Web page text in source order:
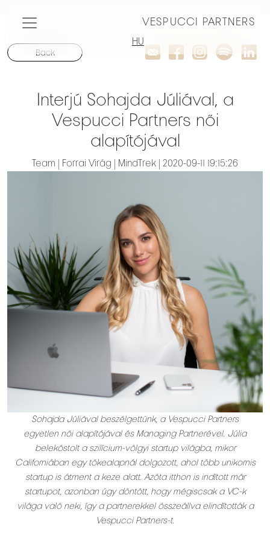
VESPUCCI PARTNERS
HU
Back
Interjú Sohajda Júliával, a
Vespucci Partners női
alapítójával
Team | Forrai Virág | MindTrek | 2020-09-11 19:15:26
Sohajda Júliával beszélgettünk, a Vespucci Partners
egyetlen női alapítójával és Managing Partnerével. Júlia
belekóstolt a szilícium-völgyi startup világba, mikor
Californiában egy tőkealapnál dolgozott, ahol több unikornis
startup is átment a keze alatt. Azóta itthon is indított már
startupot, azonban úgy döntött, hogy mégiscsak a VC-k
világa való neki, így a partnerekkel összeállva elindították a
Vespucci Partners-t.